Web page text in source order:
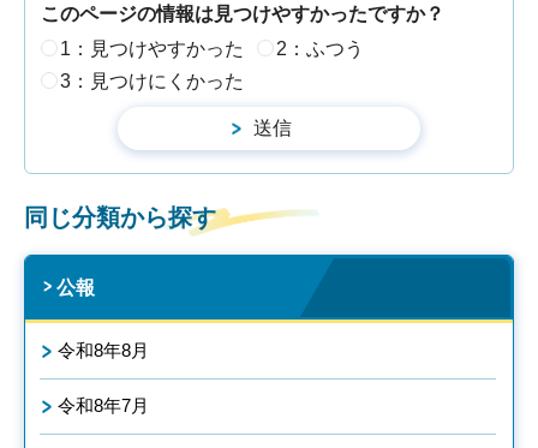
このページの情報は見つけやすかったですか？
1：見つけやすかった
2：ふつう
3：見つけにくかった
同じ分類から探す
公報
令和8年8月
令和8年7月